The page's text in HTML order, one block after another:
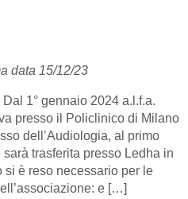
data 15/12/23
1° gennaio 2024 a.l.f.a.
presso il Policlinico di Milano
dell’Audiologia, al primo
trasferita presso Ledha in
si è reso necessario per le
e […]